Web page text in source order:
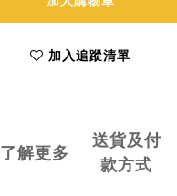
加入追蹤清單
了解更多
送貨及付
款方式